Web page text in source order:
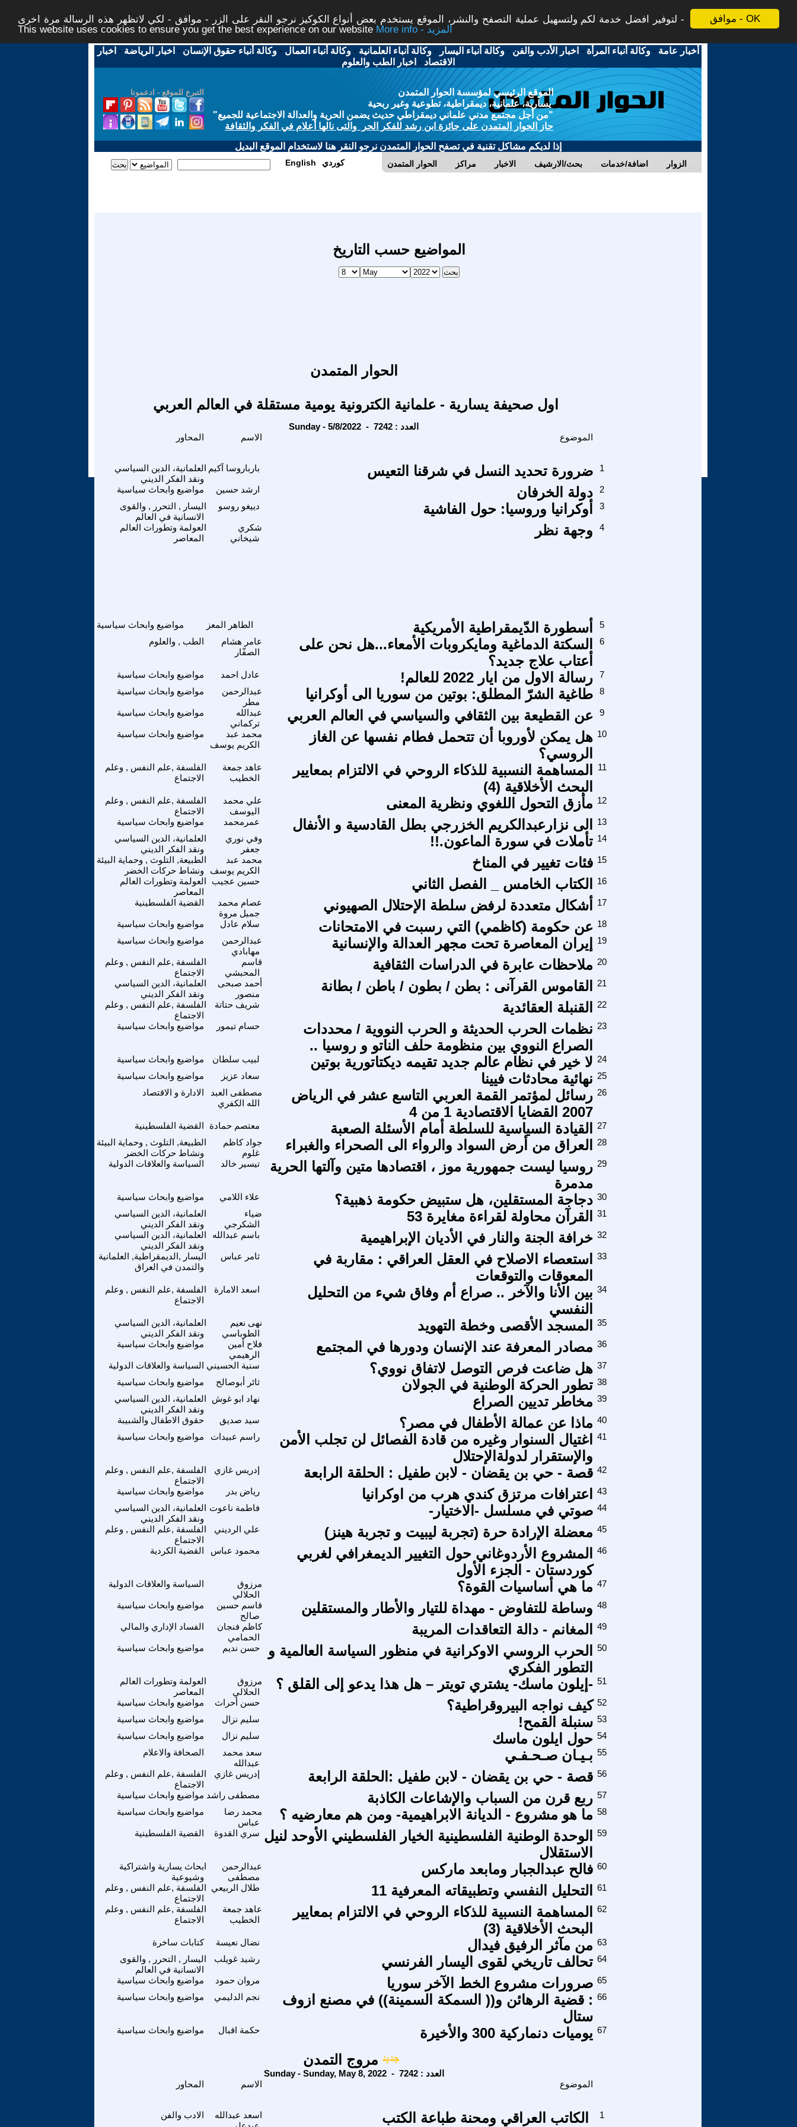
موافق - OK
لتوفير افضل خدمة لكم ولتسهيل عملية التصفح والنشر، الموقع يستخدم بعض أنواع الكوكيز نرجو النقر على الزر - موافق - لكي لاتظهر هذه الرسالة مرة اخرى -
This website uses cookies to ensure you get the best experience on our website
More info - المزيد
أخبار عامة -وكالة أنباء المرأة - اخبار الأدب والفن -وكالة أنباء اليسار -وكالة أنباء العلمانية -وكالة أنباء العمال -وكالة أنباء حقوق الإنسان - اخبار الرياضة - اخبار
الاقتصاد - اخبار الطب والعلوم
التبرع للموقع - ادعمونا
الموقع الرئيسي لمؤسسة الحوار المتمدن
يسارية، علمانية، ديمقراطية، تطوعية وغير ربحية
"من أجل مجتمع مدني علماني ديمقراطي حديث يضمن الحرية والعدالة الاجتماعية للجميع"
حاز الحوار المتمدن على جائزة ابن رشد للفكر الحر والتى نالها أعلام في الفكر والثقافة
إذا لديكم مشاكل تقنية في تصفح الحوار المتمدن نرجو النقر هنا لاستخدام الموقع البديل
الحوار المتمدن مراكز الاخبار بحث/الارشيف اضافة/خدمات الزوار English كوردي
المواضيع حسب التاريخ
الحوار المتمدن
اول صحيفة يسارية - علمانية الكترونية يومية مستقلة في العالم العربي
Sunday - 5/8/2022 - العدد : 7242
الاسم الموضوع
العلمانية، الدين السياسي
ونقد الفكر الديني
بارباروسا آكيم ضرورة تحديد النسل في شرقنا التعيس 1
مواضيع وابحاث سياسية ارشد حسين دولة الخرفان
2
اليسار , التحرر , والقوى
الانسانية في العالم
دييغو روسو أوكرانيا وروسيا: حول الفاشية 3
العولمة وتطورات العالم
المعاصر
شكري
شيخاني
وجهة نظر 4
مواضيع وابحاث سياسية الطاهر المعز أسطورة الدّيمقراطية الأمريكية
5
الطب , والعلوم
عامر هشام
الصفّار
السكتة الدماغية ومايكروبات الأمعاء...هل نحن على
أعتاب علاج جديد؟
6
مواضيع وابحاث سياسية عادل احمد رسالة الاول من ايار 2022 للعالم!
7
مواضيع وابحاث سياسية
عبدالرحمن
مطر
طاغية الشرّ المطلق: بوتين من سوريا الى أوكرانيا 8
مواضيع وابحاث سياسية
عبدالله
تركماني
عن القطيعة بين الثقافي والسياسي في العالم العربي 9
مواضيع وابحاث سياسية
محمد عبد
الكريم يوسف
هل يمكن لأوروبا أن تتحمل فطام نفسها عن الغاز
الروسي؟
10
الفلسفة ,علم النفس , وعلم
الاجتماع
عاهد جمعة
الخطيب
المساهمة النسبية للذكاء الروحي في الالتزام بمعايير
البحث الأخلاقية (4)
11
الفلسفة ,علم النفس , وعلم
الاجتماع
علي محمد
اليوسف
مأزق التحول اللغوي ونظرية المعنى 12
مواضيع وابحاث سياسية عمرمحمد الی نزارعبدالکریم الخزرجي بطل القادسیة و الأنفال
13
العلمانية، الدين السياسي
ونقد الفكر الديني
وفي نوري
جعفر
تأملات في سورة الماعون.!! 14
الطبيعة, التلوث , وحماية البيئة
ونشاط حركات الخضر
محمد عبد
الكريم يوسف
فئات تغيير في المناخ 15
العولمة وتطورات العالم
المعاصر
حسين عجيب الكتاب الخامس _ الفصل الثاني 16
القضية الفلسطينية
عصام محمد
جميل مروة
أشكال متعددة لرفض سلطة الإحتلال الصهيوني 17
مواضيع وابحاث سياسية سلام عادل عن حكومة (كاظمي) التي رسبت في الامتحانات 18
مواضيع وابحاث سياسية
عبدالرحمن
مهابادي
إيران المعاصرة تحت مجهر العدالة والإنسانية 19
الفلسفة ,علم النفس , وعلم
الاجتماع
قاسم
المحبشي
ملاحظات عابرة في الدراسات الثقافية 20
العلمانية، الدين السياسي
ونقد الفكر الديني
أحمد صبحى
منصور
القاموس القرآنى : بطن / بطون / باطن / بطانة 21
الفلسفة ,علم النفس , وعلم
الاجتماع
شريف حتاتة القنبلة العقائدية 22
مواضيع وابحاث سياسية حسام تيمور
نظمات الحرب الحديثة و الحرب النووية / محددات
الصراع النووي بين منظومة حلف الناتو و روسيا ..
23
مواضيع وابحاث سياسية لبيب سلطان لا خير في نظام عالم جديد تقيمه ديكتاتورية بوتين 24
مواضيع وابحاث سياسية
سعاد عزيز نهائية محادثات فيينا 25
الادارة و الاقتصاد
مصطفى العبد
الله الكفري
رسائل لمؤتمر القمة العربي التاسع عشر في الرياض
2007 القضايا الاقتصادية 1 من 4
26
القضية الفلسطينية معتصم حمادة القيادة السياسية للسلطة أمام الأسئلة الصعبة
27
الطبيعة, التلوث , وحماية البيئة
ونشاط حركات الخضر
جواد كاظم
غلوم
العراق من أرض السواد والرواء الى الصحراء والغبراء 28
السياسة والعلاقات الدولية تيسير خالد
روسيا ليست جمهورية موز ، اقتصادها متين وآلتها الحرية
مدمرة
29
مواضيع وابحاث سياسية علاء اللامي دجاجة المستقلين، هل ستبيض حكومة ذهبية؟ 30
العلمانية، الدين السياسي
ونقد الفكر الديني
ضياء
الشكرجي
القرآن محاولة لقراءة مغايرة 53 31
العلمانية، الدين السياسي
ونقد الفكر الديني
باسم عبدالله خرافة الجنة والنار في الأديان الإبراهيمية 32
اليسار ,الديمقراطية, العلمانية
والتمدن في العراق
ثامر عباس
استعصاء الاصلاح في العقل العراقي : مقاربة في
المعوقات والتوقعات
33
الفلسفة ,علم النفس , وعلم
الاجتماع
اسعد الامارة
بين الأنا والآخر .. صراع أم وفاق شيء من التحليل
النفسي
34
العلمانية، الدين السياسي
ونقد الفكر الديني
نهى نعيم
الطوباسي
المسجد الأقصى وخطة التهويد 35
مواضيع وابحاث سياسية
فلاح أمين
الرهيمي
مصادر المعرفة عند الإنسان ودورها في المجتمع 36
السياسة والعلاقات الدولية سنية الحسيني هل ضاعت فرص التوصل لاتفاق نووي؟ 37
مواضيع وابحاث سياسية
ثائر أبوصالح تطور الحركة الوطنية في الجولان 38
العلمانية، الدين السياسي
ونقد الفكر الديني
نهاد ابو غوش مخاطر تديين الصراع 39
حقوق الاطفال والشبيبة سيد صديق ماذا عن عمالة الأطفال في مصر؟ 40
مواضيع وابحاث سياسية
راسم عبيدات
اغتيال السنوار وغيره من قادة الفصائل لن تجلب الأمن
والإستقرار لدولةالإحتلال
41
الفلسفة ,علم النفس , وعلم
الاجتماع
إدريس غازي قصة - حي بن يقضان - لابن طفيل : الحلقة الرابعة 42
مواضيع وابحاث سياسية رياض بدر اعترافات مرتزق كندي هرب من اوكرانيا
43
العلمانية، الدين السياسي
ونقد الفكر الديني
فاطمة ناعوت صوتي في مسلسل -الاختيار- 44
الفلسفة ,علم النفس , وعلم
الاجتماع
علي الرديني معضلة الإرادة حرة (تجربة ليبيت و تجربة هينز) 45
القضية الكردية محمود عباس
المشروع الأردوغاني حول التغيير الديمغرافي لغربي
كوردستان - الجزء الأول
46
السياسة والعلاقات الدولية
مرزوق
الحلالي
ما هي أساسيات القوة؟ 47
مواضيع وابحاث سياسية
قاسم حسين
صالح
وساطة للتفاوض - مهداة للتيار والأطار والمستقلين 48
الفساد الإداري والمالي
كاظم فنجان
الحمامي
المغانم - دالة التعاقدات المريبة 49
مواضيع وابحاث سياسية حسن نديم
الحرب الروسي الاوكرانية في منظور السياسة العالمية و
التطور الفكري
50
العولمة وتطورات العالم
المعاصر
مرزوق
الحلالي
-إيلون ماسك- يشتري تويتر – هل هذا يدعو إلى القلق ؟ 51
مواضيع وابحاث سياسية حسن أحراث كيف نواجه البيروقراطية؟ 52
مواضيع وابحاث سياسية
سليم نزال سنبلة القمح! 53
مواضيع وابحاث سياسية
سليم نزال حول ايلون ماسك 54
الصحافة والاعلام
سعد محمد
عبدالله
بـيـان صـحـفـي 55
الفلسفة ,علم النفس , وعلم
الاجتماع
إدريس غازي قصة - حي بن يقضان - لابن طفيل :الحلقة الرابعة 56
مواضيع وابحاث سياسية مصطفى راشد ربع قرن من السباب والإشاعات الكاذبة 57
مواضيع وابحاث سياسية
محمد رضا
عباس
ما هو مشروع - الديانة الابراهيمية- ومن هم معارضيه ؟ 58
القضية الفلسطينية سري القدوة الوحدة الوطنية الفلسطينية الخيار الفلسطيني الأوحد لنيل
الاستقلال
59
ابحاث يسارية واشتراكية
وشيوعية
عبدالرحمن
مصطفى
فالح عبدالجبار ومابعد ماركس 60
الفلسفة ,علم النفس , وعلم
الاجتماع
طلال الربيعي التحليل النفسي وتطبيقاته المعرفية 11 61
الفلسفة ,علم النفس , وعلم
الاجتماع
عاهد جمعة
الخطيب
المساهمة النسبية للذكاء الروحي في الالتزام بمعايير
البحث الأخلاقية (3)
62
كتابات ساخرة نضال نعيسة من مآثر الرفيق فيدال 63
اليسار , التحرر , والقوى
الانسانية في العالم
رشيد غويلب تحالف تاريخي لقوى اليسار الفرنسي 64
مواضيع وابحاث سياسية مروان حمود صرورات مشروع الخط الآخر سوريا 65
مواضيع وابحاث سياسية
نجم الدليمي
: قضية الرهائن و(( السمكة السمينة)) في مصنع ازوف
ستال
66
مواضيع وابحاث سياسية حكمة اقبال يوميات دنماركية 300 والأخيرة 67
مروج التمدن
Sunday - Sunday, May 8, 2022 - العدد : 7242
الاسم الموضوع
الادب والفن
اسعد عبدالله
الكاتب العراقي ومحنة طباعة الكتب 1